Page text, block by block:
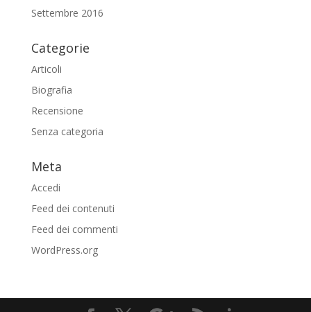
Settembre 2016
Categorie
Articoli
Biografia
Recensione
Senza categoria
Meta
Accedi
Feed dei contenuti
Feed dei commenti
WordPress.org